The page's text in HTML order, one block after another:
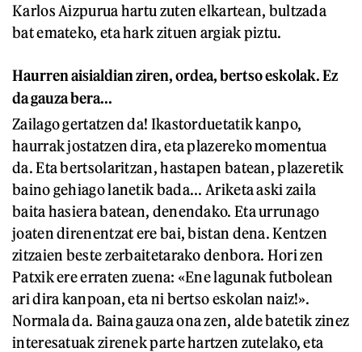
Karlos Aizpurua hartu zuten elkartean, bultzada
bat emateko, eta hark zituen argiak piztu.
Haurren aisialdian ziren, ordea, bertso eskolak. Ez
da gauza bera...
Zailago gertatzen da! Ikastorduetatik kanpo,
haurrak jostatzen dira, eta plazereko momentua
da. Eta bertsolaritzan, hastapen batean, plazeretik
baino gehiago lanetik bada... Ariketa aski zaila
baita hasiera batean, denendako. Eta urrunago
joaten direnentzat ere bai, bistan dena. Kentzen
zitzaien beste zerbaitetarako denbora. Hori zen
Patxik ere erraten zuena: «Ene lagunak futbolean
ari dira kanpoan, eta ni bertso eskolan naiz!».
Normala da. Baina gauza ona zen, alde batetik zinez
interesatuak zirenek parte hartzen zutelako, eta